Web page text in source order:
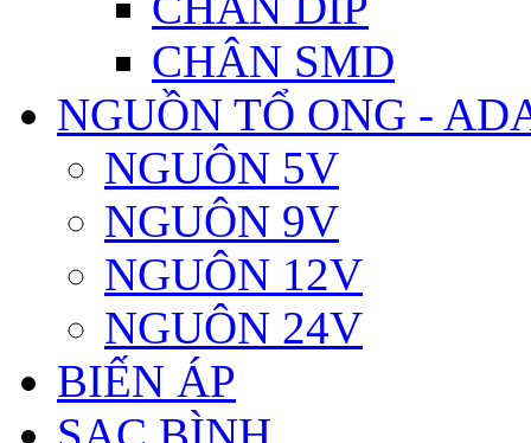
CHÂN SMD
NGUỒN TỔ ONG -
NGUÔN 5V
NGUÔN 9V
NGUÔN 12V
NGUÔN 24V
BIẾN ÁP